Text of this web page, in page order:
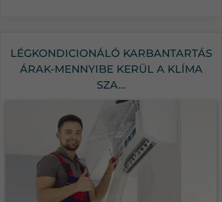
LÉGKONDICIONÁLÓ KARBANTARTÁS
ÁRAK-MENNYIBE KERÜL A KLÍMA
SZA...